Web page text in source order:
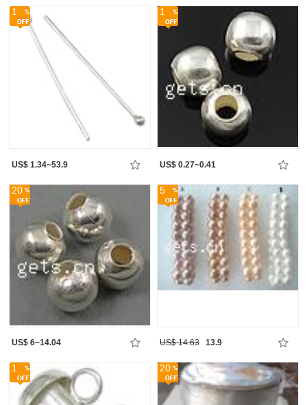
1
US$ 1.34~53.9
1
US$ 0.27~0.41
20
US$ 6~14.04
5
US$ 14.63 13.9
1 20